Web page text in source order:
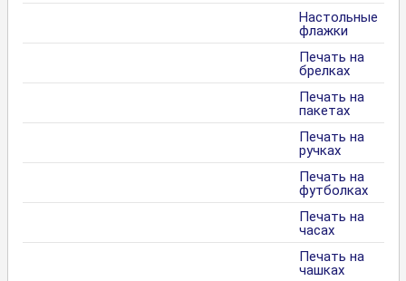
Настольные
флажки
Печать на
брелках
Печать на
пакетах
Печать на
ручках
Печать на
футболках
Печать на
часах
Печать на
чашках